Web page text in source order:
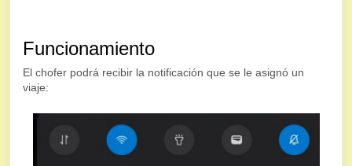
Funcionamiento
El chofer podrá recibir la notificación que se le asignó un
viaje: